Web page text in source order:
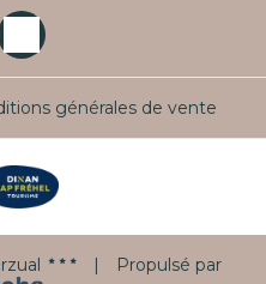
générales de vente
| Propulsé par